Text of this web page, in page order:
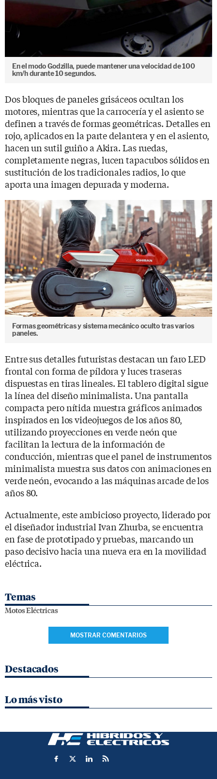
En el modo Godzilla, puede mantener una velocidad de 100
km/h durante 10 segundos.
Dos bloques de paneles grisáceos ocultan los
motores, mientras que la carrocería y el asiento se
definen a través de formas geométricas. Detalles en
rojo, aplicados en la parte delantera y en el asiento,
hacen un sutil guiño a Akira. Las ruedas,
completamente negras, lucen tapacubos sólidos en
sustitución de los tradicionales radios, lo que
aporta una imagen depurada y moderna.
Formas geométricas y sistema mecánico oculto tras varios
paneles.
Entre sus detalles futuristas destacan un faro LED
frontal con forma de píldora y luces traseras
dispuestas en tiras lineales. El tablero digital sigue
la línea del diseño minimalista. Una pantalla
compacta pero nítida muestra gráficos animados
inspirados en los videojuegos de los años 80,
utilizando proyecciones en verde neón que
facilitan la lectura de la información de
conducción, mientras que el panel de instrumentos
minimalista muestra sus datos con animaciones en
verde neón, evocando a las máquinas arcade de los
años 80.
Actualmente, este ambicioso proyecto, liderado por
el diseñador industrial Ivan Zhurba, se encuentra
en fase de prototipado y pruebas, marcando un
paso decisivo hacia una nueva era en la movilidad
eléctrica.
Temas
Motos Eléctricas
MOSTRAR COMENTARIOS
Destacados
Lo más visto